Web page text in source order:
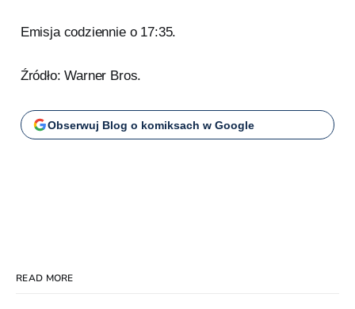
Emisja codziennie o 17:35.
Źródło: Warner Bros.
Obserwuj Blog o komiksach w Google
READ MORE